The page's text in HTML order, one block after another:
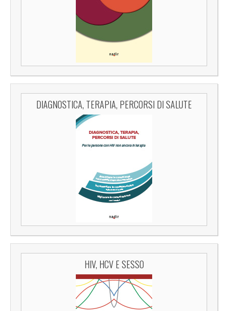
DIAGNOSTICA, TERAPIA, PERCORSI DI SALUTE
HIV, HCV E SESSO